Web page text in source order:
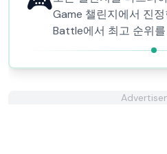
Game 챌린지에서 진
Battle에서 최고 순위